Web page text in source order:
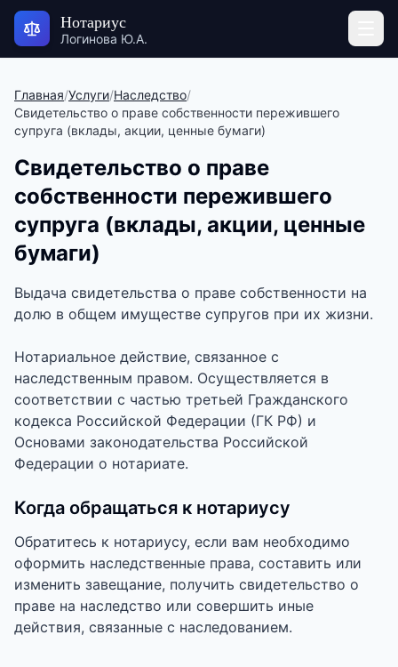
Нотариус
Логинова Ю.А.
Главная/Услуги/Наследство/
Свидетельство о праве собственности пережившего
супруга (вклады, акции, ценные бумаги)
Свидетельство о праве
собственности пережившего
супруга (вклады, акции, ценные
бумаги)
Выдача свидетельства о праве собственности на
долю в общем имуществе супругов при их жизни.
Нотариальное действие, связанное с
наследственным правом. Осуществляется в
соответствии с частью третьей Гражданского
кодекса Российской Федерации (ГК РФ) и
Основами законодательства Российской
Федерации о нотариате.
Когда обращаться к нотариусу
Обратитесь к нотариусу, если вам необходимо
оформить наследственные права, составить или
изменить завещание, получить свидетельство о
праве на наследство или совершить иные
действия, связанные с наследованием.